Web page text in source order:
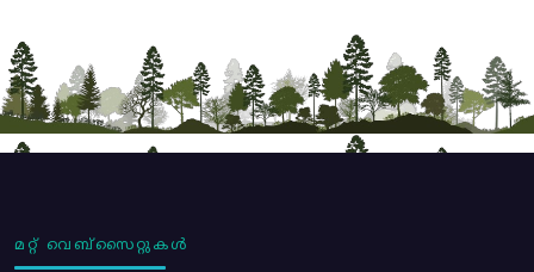
മറ്റ് വെബ്സൈറ്റുകൾ